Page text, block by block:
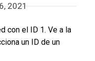
2021
con el ID 1. Ve a la
un ID de un